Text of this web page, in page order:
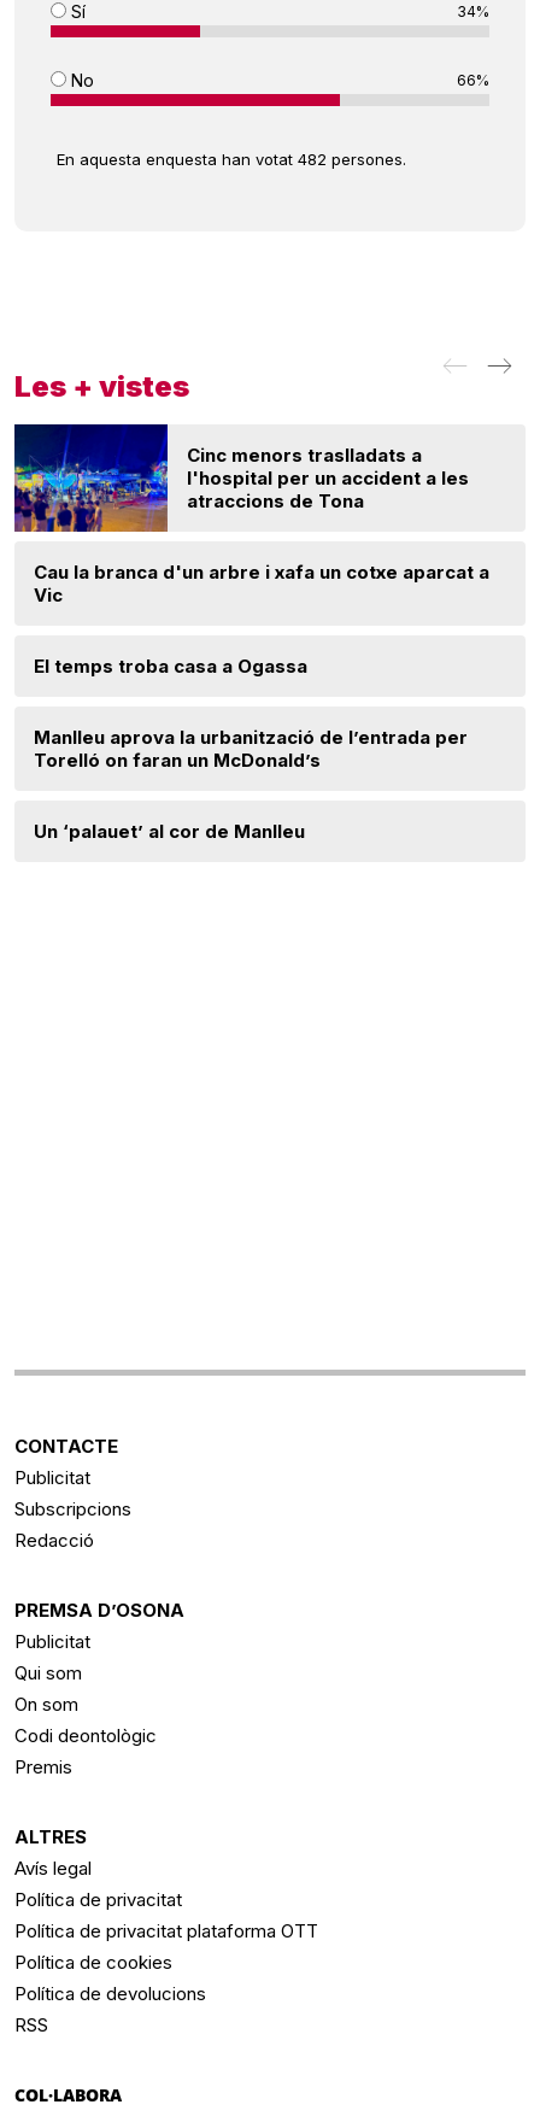
Sí 34%
No 66%
En aquesta enquesta han votat 482 persones.
Les + vistes
Cinc menors traslladats a
l'hospital per un accident a les
atraccions de Tona
Cau la branca d'un arbre i xafa un cotxe aparcat a
Vic
El temps troba casa a Ogassa
Manlleu aprova la urbanització de l’entrada per
Torelló on faran un McDonald’s
Un ‘palauet’ al cor de Manlleu
CONTACTE
Publicitat
Subscripcions
Redacció
PREMSA D’OSONA
Publicitat
Qui som
On som
Codi deontològic
Premis
ALTRES
Avís legal
Política de privacitat
Política de privacitat plataforma OTT
Política de cookies
Política de devolucions
RSS
COL·LABORA